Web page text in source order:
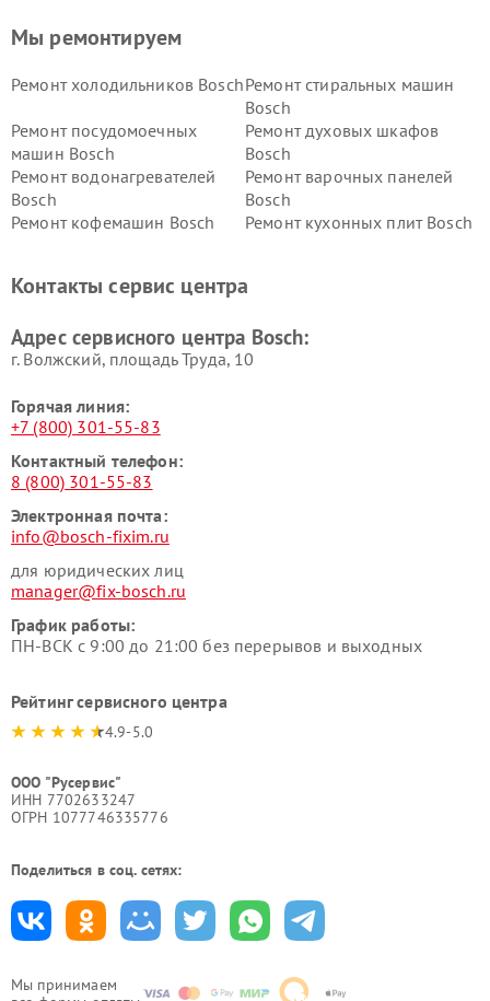
Мы принимаем
Мы ремонтируем
Ремонт холодильников BoschРемонт стиральных машин
Bosch
Ремонт посудомоечных
машин Bosch
Ремонт духовых шкафов
Bosch
Ремонт водонагревателей
Bosch
Ремонт варочных панелей
Bosch
Ремонт кофемашин Bosch
Ремонт кухонных плит Bosch
Ремонт сушильных автоматовРемонт морозильных камер
Контакты сервис центра
Адрес сервисного центра Bosch:
г. Волжский, площадь Труда, 10
Горячая линия:
+7 (800) 301-55-83
Контактный телефон:
8 (800) 301-55-83
Электронная почта:
info@bosch-fixim.ru
для юридических лиц
manager@fix-bosch.ru
График работы:
ПН-ВСК с 9:00 до 21:00 без перерывов и выходных
Рейтинг сервисного центра
4.9-5.0
ООО "Русервис"
ИНН 7702633247
ОГРН 1077746335776
Поделиться в соц. сетях: